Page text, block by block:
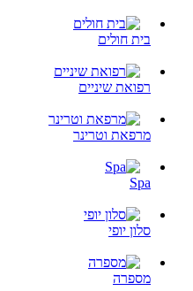
בית חולים
רפואת שיניים
מרפאת וטרינר
Spa
סלון יופי
מספרה